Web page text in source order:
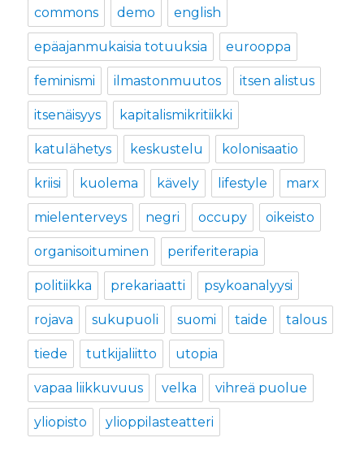
commons demo english
epäajanmukaisia totuuksia eurooppa
feminismi ilmastonmuutos itsen alistus
itsenäisyys kapitalismikritiikki
katulähetys keskustelu kolonisaatio
kriisi kuolema kävely lifestyle marx
mielenterveys negri occupy oikeisto
organisoituminen periferiterapia
politiikka prekariaatti psykoanalyysi
rojava sukupuoli suomi taide talous
tiede tutkijaliitto utopia
vapaa liikkuvuus velka vihreä puolue
yliopisto ylioppilasteatteri